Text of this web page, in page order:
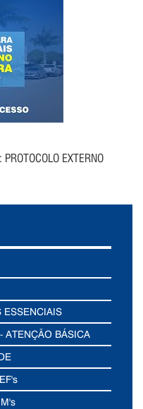
EXTERNO
ESSENCIAIS
ATENÇÃO BÁSICA